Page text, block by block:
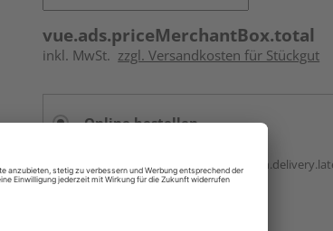
vue.ads.priceMerchantBox.total
inkl. MwSt. zzgl. Versandkosten für Stückgut
Online bestellen